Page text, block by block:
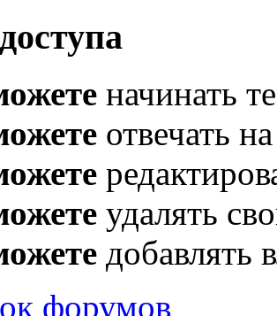
начинать
отвечать
удалять
добавлять
форумов